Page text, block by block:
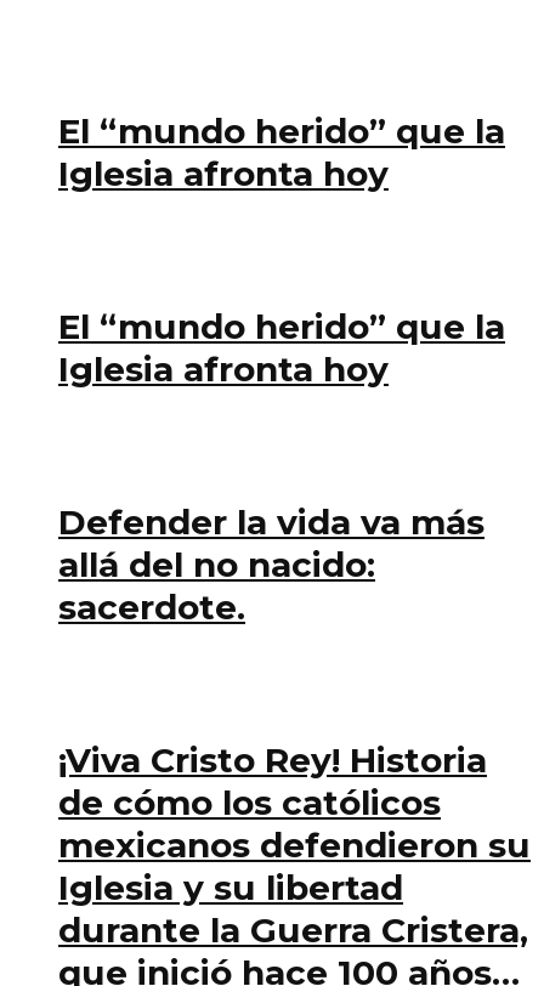
El “mundo herido” que la
Iglesia afronta hoy
El “mundo herido” que la
Iglesia afronta hoy
Defender la vida va más
allá del no nacido:
sacerdote.
¡Viva Cristo Rey! Historia
de cómo los católicos
mexicanos defendieron su
Iglesia y su libertad
durante la Guerra Cristera,
que inició hace 100 años…